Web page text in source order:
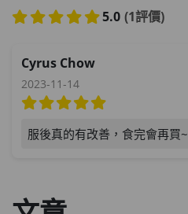
5.0 (1評價)
Cyrus Chow
2023-11-14
服後真的有改善，食完會再買~